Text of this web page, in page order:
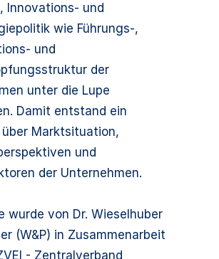
Innovations- und
wie Führungs-,
und
der
unter die Lupe
Damit entstand ein
über Marktsituation,
und
der Unternehmen.
wurde von Dr. Wieselhuber
(W&P) in Zusammenarbeit
- Zentralverband